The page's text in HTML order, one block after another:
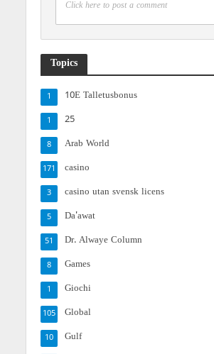
Click here to post a comment
Topics
10E Talletusbonus
1
25
1
Arab World
8
casino
171
casino utan svensk licens
3
Da'awat
5
Dr. Alwaye Column
51
Games
8
Giochi
1
Global
105
Gulf
10